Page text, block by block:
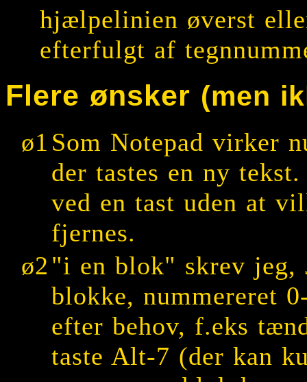
hjælpelinien øverst
efterfulgt af
Flere ønsker (men
ø1 Som Notepad virker
der tastes en ny
ved en tast uden at
fjernes.
ø2 "i en blok" skrev jeg,
blokke, nummereret
efter behov, f.eks
taste Alt-7 (der kan